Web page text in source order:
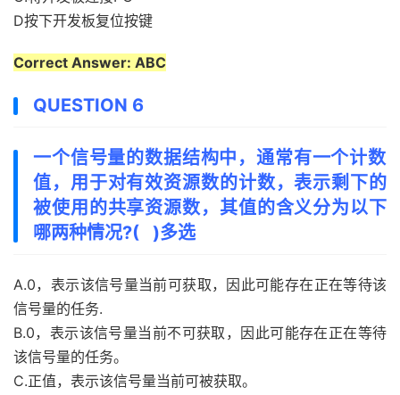
D按下开发板复位按键
Correct Answer: ABC
QUESTION 6
一个信号量的数据结构中，通常有一个计数
值，用于对有效资源数的计数，表示剩下的
被使用的共享资源数，其值的含义分为以下
哪两种情况?( )多选
A.0，表示该信号量当前可获取，因此可能存在正在等待该
信号量的任务.
B.0，表示该信号量当前不可获取，因此可能存在正在等待
该信号量的任务。
C.正值，表示该信号量当前可被获取。